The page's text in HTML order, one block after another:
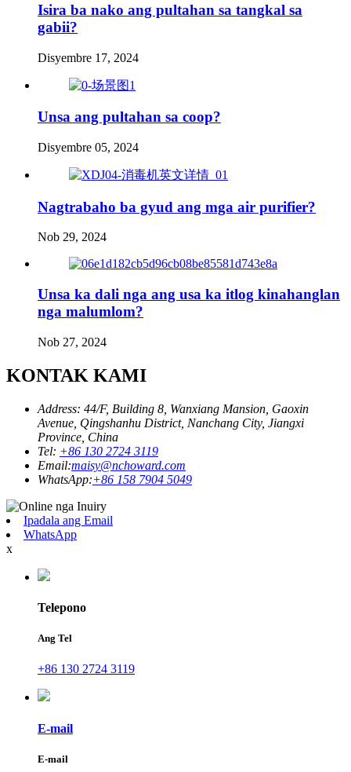
Isira ba nako ang pultahan sa tangkal sa
gabii?
Disyembre 17, 2024
Unsa ang pultahan sa coop?
Disyembre 05, 2024
Nagtrabaho ba gyud ang mga air purifier?
Nob 29, 2024
Unsa ka dali nga ang usa ka itlog kinahanglan
nga malumlom?
Nob 27, 2024
KONTAK KAMI
Address: 44/F, Building 8, Wanxiang Mansion, Gaoxin
Avenue, Qingshanhu District, Nanchang City, Jiangxi
Province, China
Tel: +86 130 2724 3119
Email:maisy@nchoward.com
WhatsApp:+86 158 7904 5049
Ipadala ang Email
WhatsApp
x
Telepono
Ang Tel
+86 130 2724 3119
E-mail
E-mail